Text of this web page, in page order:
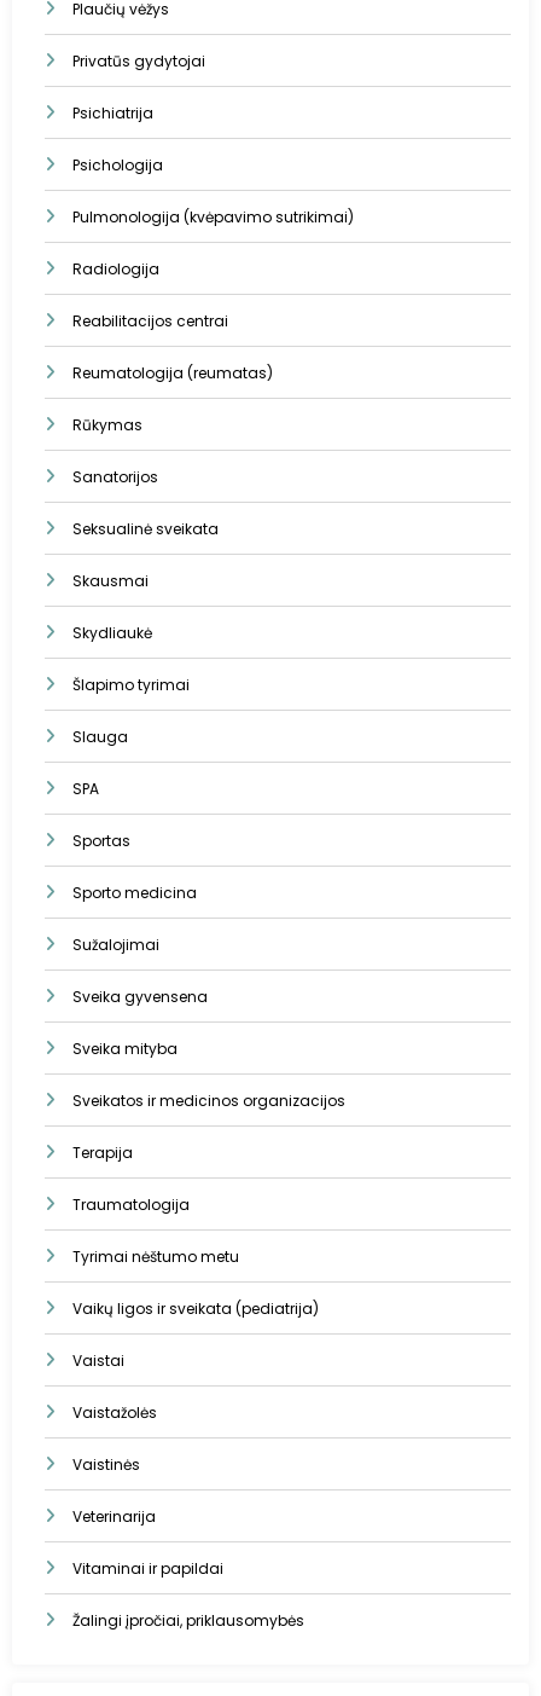
Plaučių vėžys
Privatūs gydytojai
Psichiatrija
Psichologija
Pulmonologija (kvėpavimo sutrikimai)
Radiologija
Reabilitacijos centrai
Reumatologija (reumatas)
Rūkymas
Sanatorijos
Seksualinė sveikata
Skausmai
Skydliaukė
Šlapimo tyrimai
Slauga
SPA
Sportas
Sporto medicina
Sužalojimai
Sveika gyvensena
Sveika mityba
Sveikatos ir medicinos organizacijos
Terapija
Traumatologija
Tyrimai nėštumo metu
Vaikų ligos ir sveikata (pediatrija)
Vaistai
Vaistažolės
Vaistinės
Veterinarija
Vitaminai ir papildai
Žalingi įpročiai, priklausomybės